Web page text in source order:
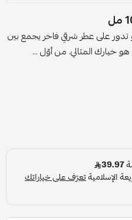
إم أو دي بارفان 100 مل لو تدور على عطر شرقي فاخر يجمع بين